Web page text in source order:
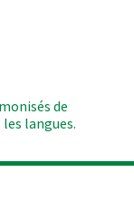
de
langues.